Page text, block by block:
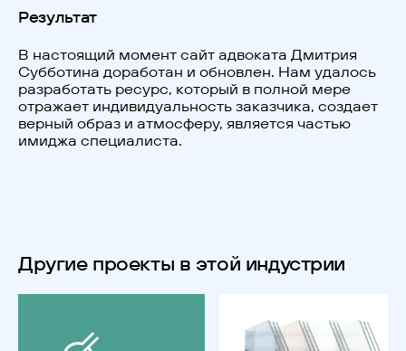
Результат
В настоящий момент сайт адвоката Дмитрия
Субботина доработан и обновлен. Нам удалось
разработать ресурс, который в полной мере
отражает индивидуальность заказчика, создает
верный образ и атмосферу, является частью
имиджа специалиста.
Другие проекты в этой индустрии